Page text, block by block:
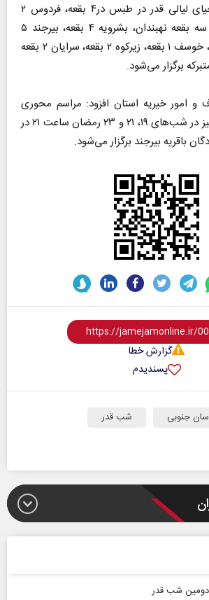
وی گفت: مراسم احیای لیالی قدر در طبس در۴ بقعه، فردوس ۲
بقعه، قاین ۶ بقعه، سه بقعه نهبندان، بشرویه ۴ بقعه، بیرجند ۵
بقعه، خضری ۲ بقعه، خوسف ۱ بقعه، زیرکوه ۲ بقعه، سرایان ۲ بقعه
برگزار می‌شود.
و امور خیریه استان افزود: مراسم محوری
لیالی قدر در بیرجند نیز در شب‌های ۱۹، ۲۱ و ۲۳ رمضان ساعت ۲۱ در
باقریه بیرجند برگزار می‌شود.
گزارش خطا
پسندیدم
جنوبی
شب قدر